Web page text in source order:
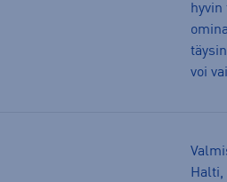
voi
Halti,